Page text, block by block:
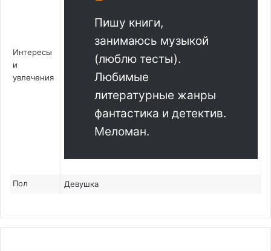
Интересы
и
увлечения
Пишу книги,
занимаюсь музыкой
(люблю тесты).
Любимые
литературные жанры
фантастика и детектив.
Меломан.
Пол Девушка